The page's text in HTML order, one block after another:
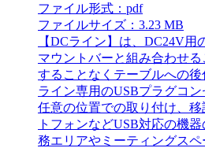
ファイル形式：pdf
ファイルサイズ：3.23 MB
【DCライン】は、DC24V
マウントバーと組み合わせ
することなくテーブルへの
ライン専用のUSBプラグコ
任意の位置での取り付け、
トフォンなどUSB対応の機
務エリアやミーティングス